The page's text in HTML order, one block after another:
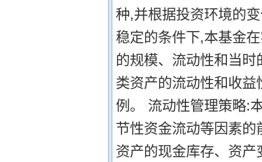
种,并根据投资环境的
稳定的条件下,本基金
的规模、流动性和当
类资产的流动性和收
例。 流动性管理策略:
节性资金流动等因素
资产的现金库存、资